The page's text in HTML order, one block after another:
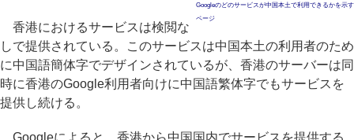
Googleのどのサービスが中国本土で利用できるかを示す
ページ
香港におけるサービスは検閲な
しで提供されている。このサービスは中国本土の利用者のため
に中国語簡体字でデザインされているが、香港のサーバーは同
時に香港のGoogle利用者向けに中国語繁体字でもサービスを
提供し続ける。
Googleによると、香港から中国国内でサービスを提供する